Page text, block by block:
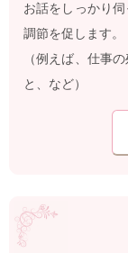
お話をしっかり
調節を促します。
（例えば、仕事
と、など）